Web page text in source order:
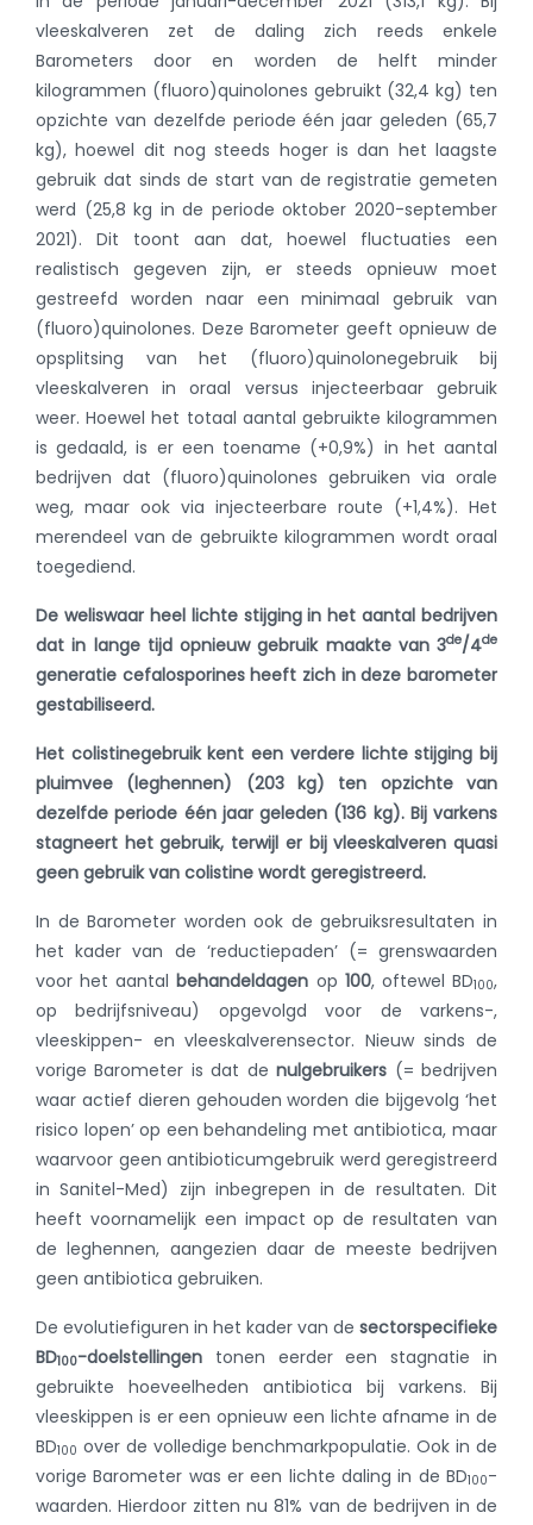
vleeskalveren zet de daling zich reeds enkele
Barometers door en worden de helft minder
kilogrammen (fluoro)quinolones gebruikt (32,4 kg) ten
opzichte van dezelfde periode één jaar geleden (65,7
kg), hoewel dit nog steeds hoger is dan het laagste
gebruik dat sinds de start van de registratie gemeten
werd (25,8 kg in de periode oktober 2020-september
2021). Dit toont aan dat, hoewel fluctuaties een
realistisch gegeven zijn, er steeds opnieuw moet
gestreefd worden naar een minimaal gebruik van
(fluoro)quinolones. Deze Barometer geeft opnieuw de
opsplitsing van het (fluoro)quinolonegebruik bij
vleeskalveren in oraal versus injecteerbaar gebruik
weer. Hoewel het totaal aantal gebruikte kilogrammen
is gedaald, is er een toename (+0,9%) in het aantal
bedrijven dat (fluoro)quinolones gebruiken via orale
weg, maar ook via injecteerbare route (+1,4%). Het
merendeel van de gebruikte kilogrammen wordt oraal
toegediend.
De weliswaar heel lichte stijging in het aantal bedrijven
dat in lange tijd opnieuw gebruik maakte van 3de/4de
generatie cefalosporines heeft zich in deze barometer
gestabiliseerd.
Het colistinegebruik kent een verdere lichte stijging bij
pluimvee (leghennen) (203 kg) ten opzichte van
dezelfde periode één jaar geleden (136 kg). Bij varkens
stagneert het gebruik, terwijl er bij vleeskalveren quasi
geen gebruik van colistine wordt geregistreerd.
In de Barometer worden ook de gebruiksresultaten in
het kader van de ‘reductiepaden’ (= grenswaarden
voor het aantalbehandeldagen op 100, oftewel BD100,
op bedrijfsniveau) opgevolgd voor de varkens-,
vleeskippen- en vleeskalverensector. Nieuw sinds de
vorige Barometer is dat denulgebruikers (= bedrijven
waar actief dieren gehouden worden die bijgevolg ‘het
risico lopen’ op een behandeling met antibiotica, maar
waarvoor geen antibioticumgebruik werd geregistreerd
in Sanitel-Med) zijn inbegrepen in de resultaten. Dit
heeft voornamelijk een impact op de resultaten van
de leghennen, aangezien daar de meeste bedrijven
geen antibiotica gebruiken.
De evolutiefiguren in het kader van de sectorspecifieke
BD100-doelstellingen tonen eerder een stagnatie in
gebruikte hoeveelheden antibiotica bij varkens. Bij
vleeskippen is er een opnieuw een lichte afname in de
BD100 over de volledige benchmarkpopulatie. Ook in de
vorige Barometer was er een lichte daling in de BD100-
waarden. Hierdoor zitten nu 81% van de bedrijven in de